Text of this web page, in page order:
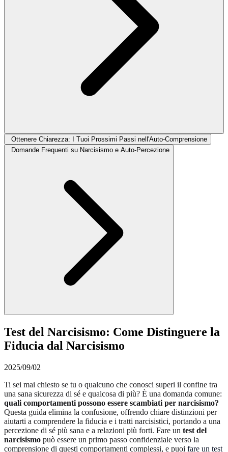
Ottenere Chiarezza: I Tuoi Prossimi Passi nell'Auto-Comprensione
Domande Frequenti su Narcisismo e Auto-Percezione
Test del Narcisismo: Come Distinguere la
Fiducia dal Narcisismo
2025/09/02
Ti sei mai chiesto se tu o qualcuno che conosci superi il confine tra
una sana sicurezza di sé e qualcosa di più? È una domanda comune:
quali comportamenti possono essere scambiati per narcisismo?
Questa guida elimina la confusione, offrendo chiare distinzioni per
aiutarti a comprendere la fiducia e i tratti narcisistici, portando a una
percezione di sé più sana e a relazioni più forti. Fare un test del
narcisismo può essere un primo passo confidenziale verso la
comprensione di questi comportamenti complessi, e puoi fare un test